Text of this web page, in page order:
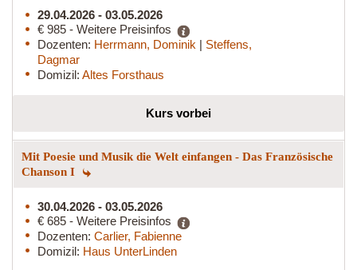
29.04.2026 - 03.05.2026
€ 985 - Weitere Preisinfos
Dozenten: Herrmann, Dominik | Steffens,
Dagmar
Domizil: Altes Forsthaus
Kurs vorbei
Mit Poesie und Musik die Welt einfangen - Das Französische
Chanson I
30.04.2026 - 03.05.2026
€ 685 - Weitere Preisinfos
Dozenten: Carlier, Fabienne
Domizil: Haus UnterLinden